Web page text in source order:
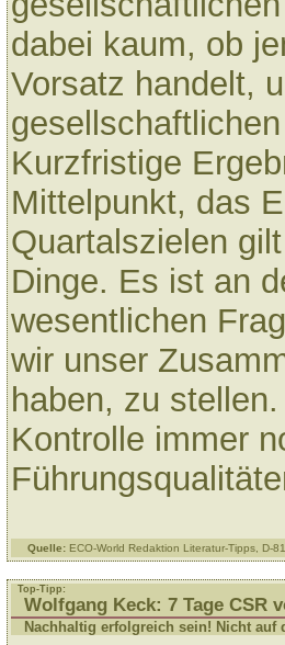
dabei kaum, ob
Vorsatz handelt,
Kurzfristige
Mittelpunkt, das
Quartalszielen
Dinge. Es ist an
wesentlichen
wir unser
haben, zu
Kontrolle immer
Quelle: ECO-World Redaktion Literatur-Tipps, D-
Top-Tipp:
Wolfgang Keck: 7 Tage CSR
Nachhaltig erfolgreich sein! Nicht auf